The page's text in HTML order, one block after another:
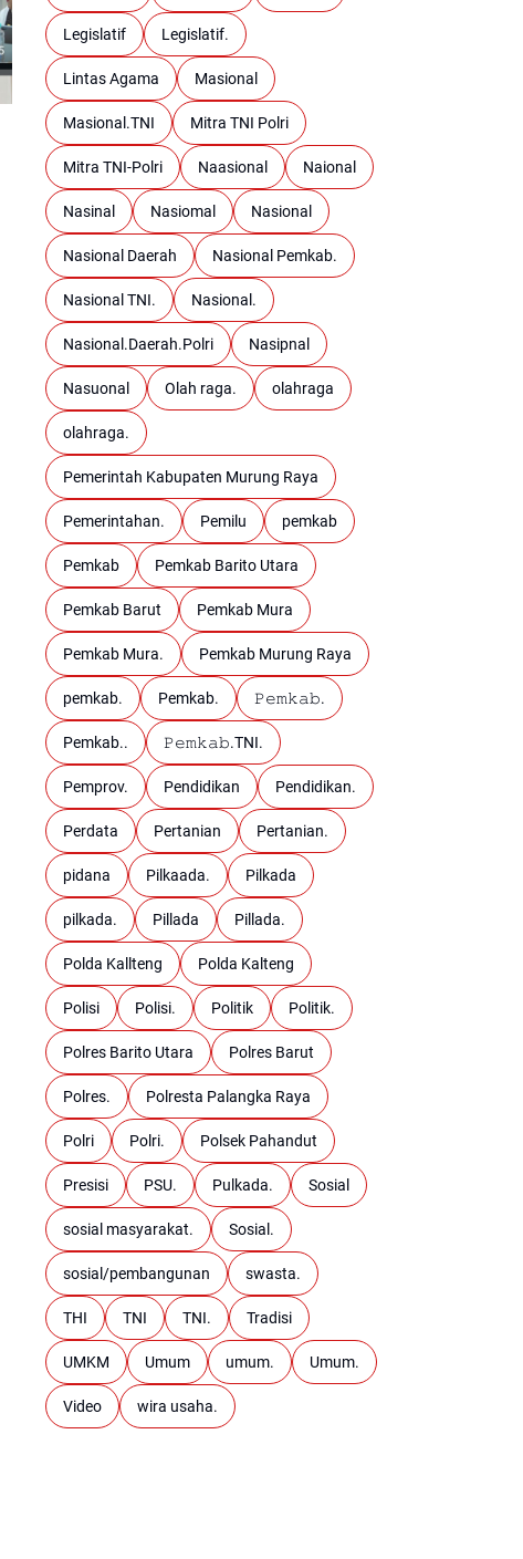
Legislatif Legislatif.
Lintas Agama Masional
Masional.TNI Mitra TNI Polri
Mitra TNI-Polri Naasional Naional
Nasinal Nasiomal Nasional
Nasional Daerah Nasional Pemkab.
Nasional TNI. Nasional.
Nasional.Daerah.Polri Nasipnal
Nasuonal Olah raga. olahraga
olahraga.
Pemerintah Kabupaten Murung Raya
Pemerintahan. Pemilu pemkab
Pemkab Pemkab Barito Utara
Pemkab Barut Pemkab Mura
Pemkab Mura. Pemkab Murung Raya
pemkab. Pemkab. 𝙿𝚎𝚖𝚔𝚊𝚋.
Pemkab.. 𝙿𝚎𝚖𝚔𝚊𝚋.TNI.
Pemprov. Pendidikan Pendidikan.
Perdata Pertanian Pertanian.
pidana Pilkaada. Pilkada
pilkada. Pillada Pillada.
Polda Kallteng Polda Kalteng
Polisi Polisi. Politik Politik.
Polres Barito Utara Polres Barut
Polres. Polresta Palangka Raya
Polri Polri. Polsek Pahandut
Presisi PSU. Pulkada. Sosial
sosial masyarakat. Sosial.
sosial/pembangunan swasta.
THI TNI TNI. Tradisi
UMKM Umum umum. Umum.
Video wira usaha.